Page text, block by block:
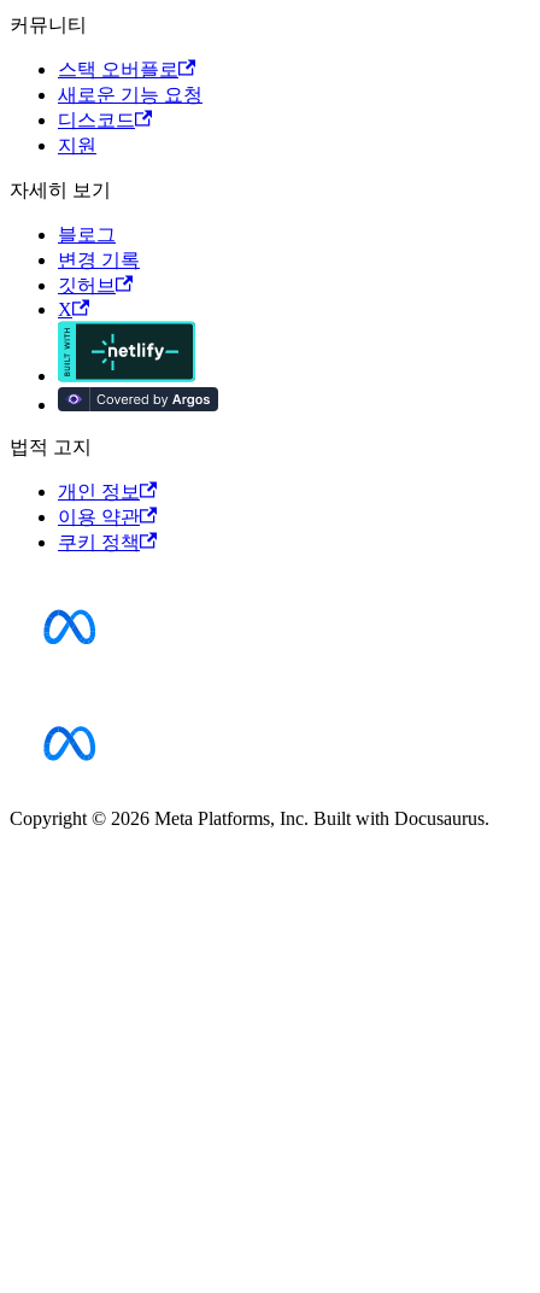
커뮤니티
스택 오버플로
새로운 기능 요청
디스코드
지원
자세히 보기
블로그
변경 기록
깃허브
X
법적 고지
개인 정보
이용 약관
쿠키 정책
Copyright © 2026 Meta Platforms, Inc. Built with Docusaurus.